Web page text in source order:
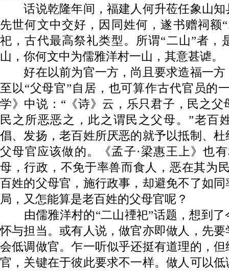
话说乾隆年间，福建人何升莅任象山知
先世何文中交好，因同姓何，遂书赠祠额
祀，古代最高祭礼类型。所谓“二山”者，
山，你何文中为儒雅洋村一山，其意甚谑。
好在以前为官一方，尚且要求造福一方
至以“父母官”自居，也可算作古代官员的
学》中说：“《诗》云，乐只君子，民之父
民之所恶恶之，此之谓民之父母。”老百
倡、发扬，老百姓所厌恶的就予以抵制、
父母官应该做的。《孟子·梁惠王上》也
母，行政，不免于率兽而食人，恶在其为
百姓的父母官，施行政事，却避免不了如
局，又怎能算是老百姓的父母官呢？
由儒雅洋村的“二山禋祀”话题，想到了
怀与担当。或有人说，做官亦即做人，先
会低调做官。乍一听似乎还挺有道理的，
官，关键在于彼此要求不一样。做人可以